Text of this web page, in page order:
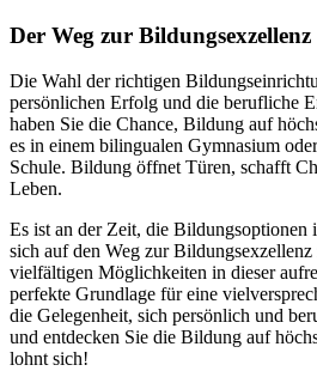
Der Weg zur Bildungsexzellenz
Die Wahl der richtigen
persönlichen Erfolg und die berufliche
haben Sie die Chance, Bildung auf
es in einem bilingualen Gymnasium
Schule. Bildung öffnet Türen, schafft
Leben.
Es ist an der Zeit, die Bildungsoptionen
sich auf den Weg zur
vielfältigen Möglichkeiten in dieser
perfekte Grundlage für eine
die Gelegenheit, sich persönlich und
und entdecken Sie die Bildung auf
lohnt sich!